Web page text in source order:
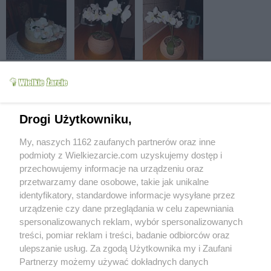
Drogi Użytkowniku,
My, naszych 1162 zaufanych partnerów oraz inne
podmioty z Wielkiezarcie.com uzyskujemy dostęp i
przechowujemy informacje na urządzeniu oraz
przetwarzamy dane osobowe, takie jak unikalne
identyfikatory, standardowe informacje wysyłane przez
urządzenie czy dane przeglądania w celu zapewniania
spersonalizowanych reklam, wybór spersonalizowanych
treści, pomiar reklam i treści, badanie odbiorców oraz
ulepszanie usług. Za zgodą Użytkownika my i Zaufani
Partnerzy możemy używać dokładnych danych